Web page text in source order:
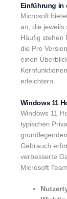
Einführung in
Microsoft
an, die jeweils
Häufig stehen
die Pro
einen
erleichtern.
Windows 11
Windows 11
typischen
Gebrauch
verbesserte
Microsoft